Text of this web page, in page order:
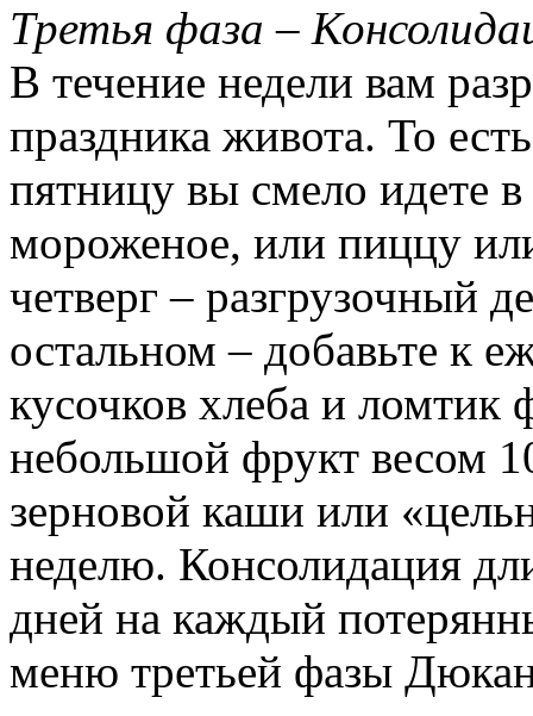
Третья фаза –
В течение недели вам
праздника живота. То
пятницу вы смело идете в
мороженое, или пиццу
четверг – разгрузочный
остальном – добавьте к
кусочков хлеба и
небольшой фрукт весом
зерновой каши или
неделю. Консолидация
дней на каждый
меню третьей фазы